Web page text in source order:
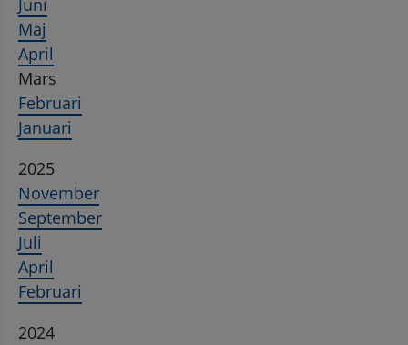
Juni
Maj
April
Mars
Februari
Januari
2025
November
September
Juli
April
Februari
2024